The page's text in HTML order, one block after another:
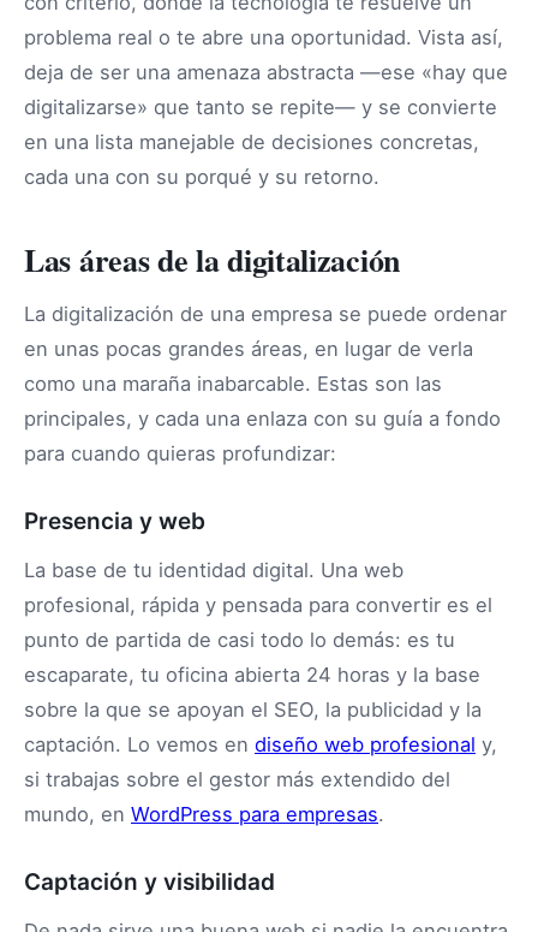
problema real o te abre una oportunidad. Vista así,
deja de ser una amenaza abstracta —ese «hay que
digitalizarse» que tanto se repite— y se convierte
en una lista manejable de decisiones concretas,
cada una con su porqué y su retorno.
Las áreas de la digitalización
La digitalización de una empresa se puede ordenar
en unas pocas grandes áreas, en lugar de verla
como una maraña inabarcable. Estas son las
principales, y cada una enlaza con su guía a fondo
para cuando quieras profundizar:
Presencia y web
La base de tu identidad digital. Una web
profesional, rápida y pensada para convertir es el
punto de partida de casi todo lo demás: es tu
escaparate, tu oficina abierta 24 horas y la base
sobre la que se apoyan el SEO, la publicidad y la
captación. Lo vemos en diseño web profesional y,
si trabajas sobre el gestor más extendido del
mundo, en WordPress para empresas.
Captación y visibilidad